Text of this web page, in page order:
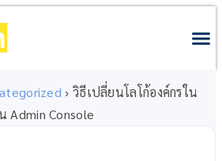
› วิธีเปลี่ยนโลโก้องค์กรใน
Admin Console